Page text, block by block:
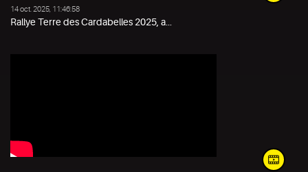
14 oct. 2025, 11:46:58
Rallye Terre des Cardabelles 2025, a...